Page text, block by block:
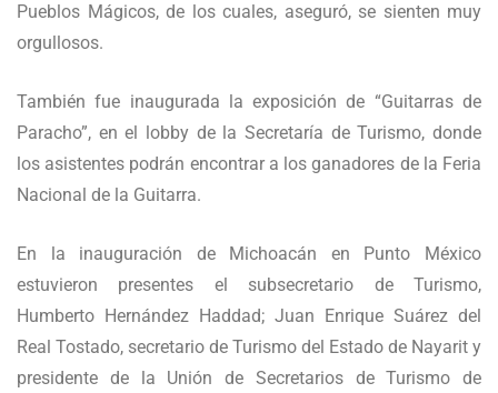
Pueblos Mágicos, de los cuales, aseguró, se sienten muy
orgullosos.
También fue inaugurada la exposición de “Guitarras de
Paracho”, en el lobby de la Secretaría de Turismo, donde
los asistentes podrán encontrar a los ganadores de la Feria
Nacional de la Guitarra.
En la inauguración de Michoacán en Punto México
estuvieron presentes el subsecretario de Turismo,
Humberto Hernández Haddad; Juan Enrique Suárez del
Real Tostado, secretario de Turismo del Estado de Nayarit y
presidente de la Unión de Secretarios de Turismo de